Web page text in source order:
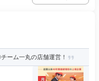
ーム一丸の店舗運営！